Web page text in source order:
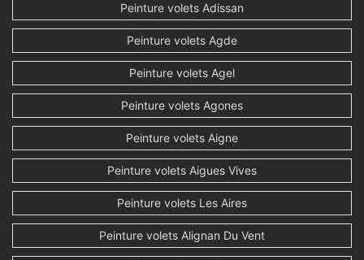
Peinture volets Adissan
Peinture volets Agde
Peinture volets Agel
Peinture volets Agones
Peinture volets Aigne
Peinture volets Aigues Vives
Peinture volets Les Aires
Peinture volets Alignan Du Vent